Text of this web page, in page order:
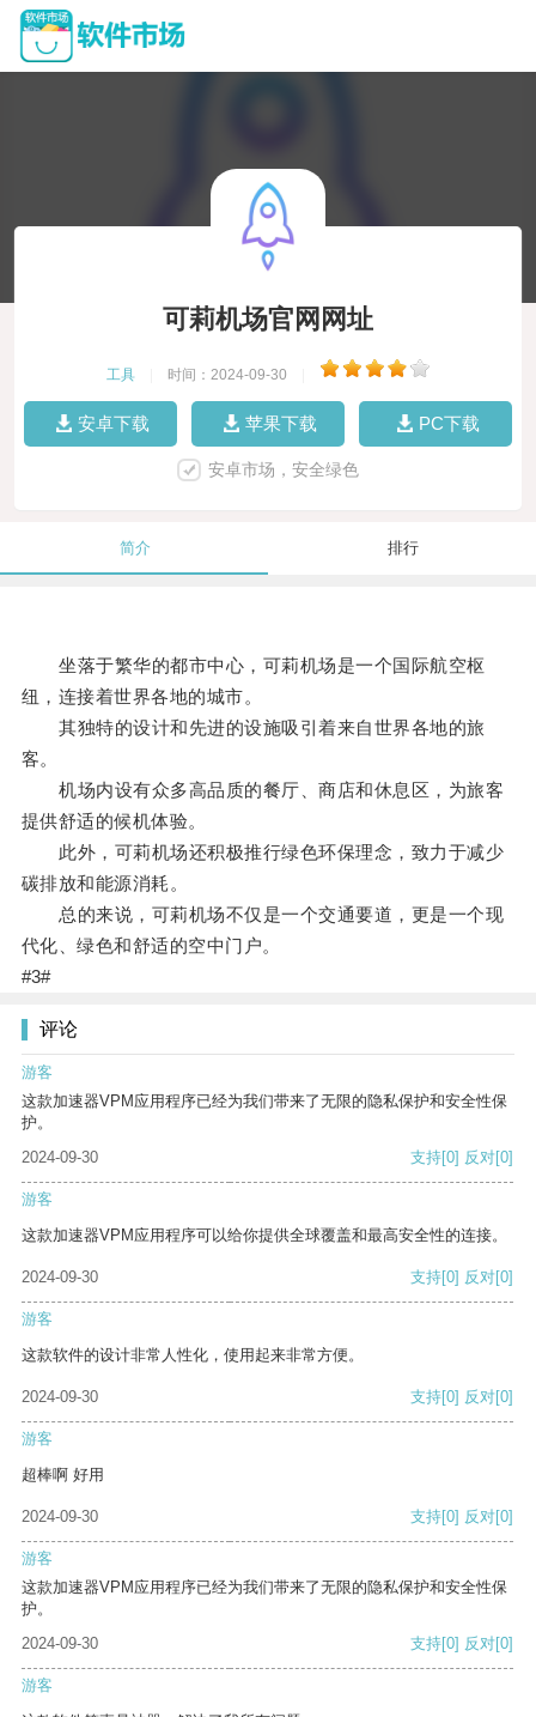
可莉机场官网网址
工具 时间：2024-09-30
安卓下载 苹果下载 PC下载
安卓市场，安全绿色
简介 排行
坐落于繁华的都市中心，可莉机场是一个国际航空枢
纽，连接着世界各地的城市。
其独特的设计和先进的设施吸引着来自世界各地的旅
客。
机场内设有众多高品质的餐厅、商店和休息区，为旅客
提供舒适的候机体验。
此外，可莉机场还积极推行绿色环保理念，致力于减少
碳排放和能源消耗。
总的来说，可莉机场不仅是一个交通要道，更是一个现
代化、绿色和舒适的空中门户。
#3#
评论
游客
这款加速器VPM应用程序已经为我们带来了无限的隐私保护和安全性保
护。
2024-09-30
支持[0] 反对[0]
游客
这款加速器VPM应用程序可以给你提供全球覆盖和最高安全性的连接。
2024-09-30 支持[0] 反对[0]
游客
这款软件的设计非常人性化，使用起来非常方便。
2024-09-30 支持[0] 反对[0]
游客
超棒啊 好用
2024-09-30 支持[0] 反对[0]
游客
这款加速器VPM应用程序已经为我们带来了无限的隐私保护和安全性保
护。
2024-09-30
支持[0] 反对[0]
游客